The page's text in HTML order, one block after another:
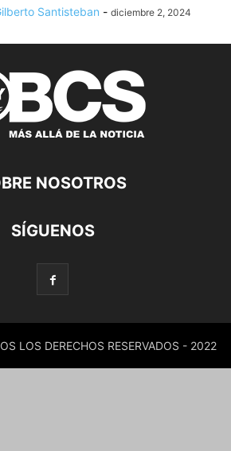
Santisteban - diciembre 2, 2024
NOSOTROS
SÍGUENOS
LOS DERECHOS RESERVADOS - 2022